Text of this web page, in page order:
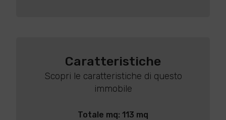
Caratteristiche
Scopri le caratteristiche di questo
immobile
Totale mq: 113 mq